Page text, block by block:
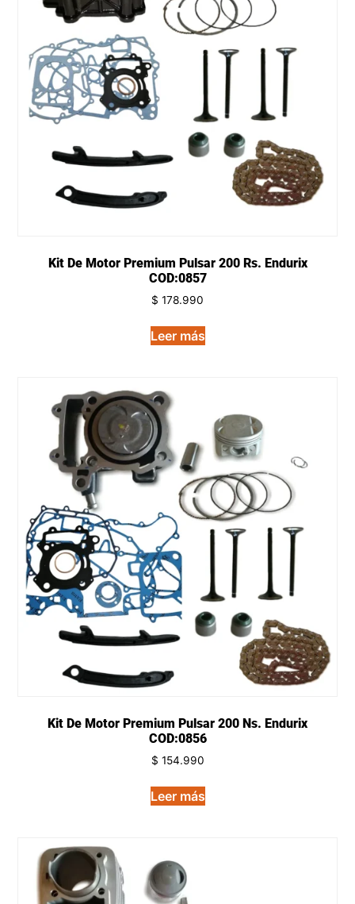
Kit De Motor Premium Pulsar 200 Rs. Endurix
COD:0857
$ 178.990
Leer más
Kit De Motor Premium Pulsar 200 Ns. Endurix
COD:0856
$ 154.990
Leer más